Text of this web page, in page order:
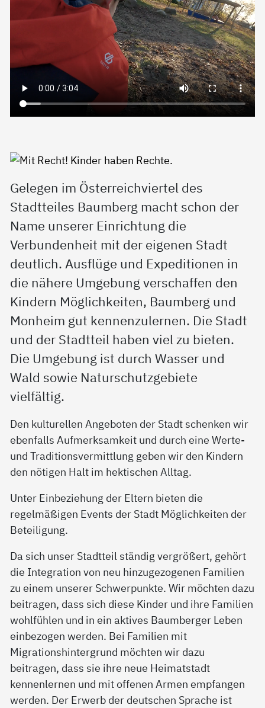
Gelegen im Österreichviertel des
Stadtteiles Baumberg macht schon der
Name unserer Einrichtung die
Verbundenheit mit der eigenen Stadt
deutlich. Ausflüge und Expeditionen in
die nähere Umgebung verschaffen den
Kindern Möglichkeiten, Baumberg und
Monheim gut kennenzulernen. Die Stadt
und der Stadtteil haben viel zu bieten.
Die Umgebung ist durch Wasser und
Wald sowie Naturschutzgebiete
vielfältig.
Den kulturellen Angeboten der Stadt schenken wir
ebenfalls Aufmerksamkeit und durch eine Werte-
und Traditionsvermittlung geben wir den Kindern
den nötigen Halt im hektischen Alltag.
Unter Einbeziehung der Eltern bieten die
regelmäßigen Events der Stadt Möglichkeiten der
Beteiligung.
Da sich unser Stadtteil ständig vergrößert, gehört
die Integration von neu hinzugezogenen Familien
zu einem unserer Schwerpunkte. Wir möchten dazu
beitragen, dass sich diese Kinder und ihre Familien
wohlfühlen und in ein aktives Baumberger Leben
einbezogen werden. Bei Familien mit
Migrationshintergrund möchten wir dazu
beitragen, dass sie ihre neue Heimatstadt
kennenlernen und mit offenen Armen empfangen
werden. Der Erwerb der deutschen Sprache ist